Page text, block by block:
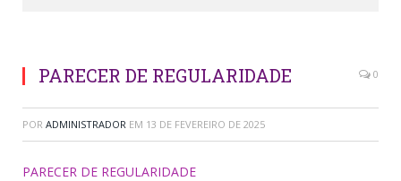
PARECER DE REGULARIDADE 0
POR ADMINISTRADOR EM 13 DE FEVEREIRO DE 2025
PARECER DE REGULARIDADE